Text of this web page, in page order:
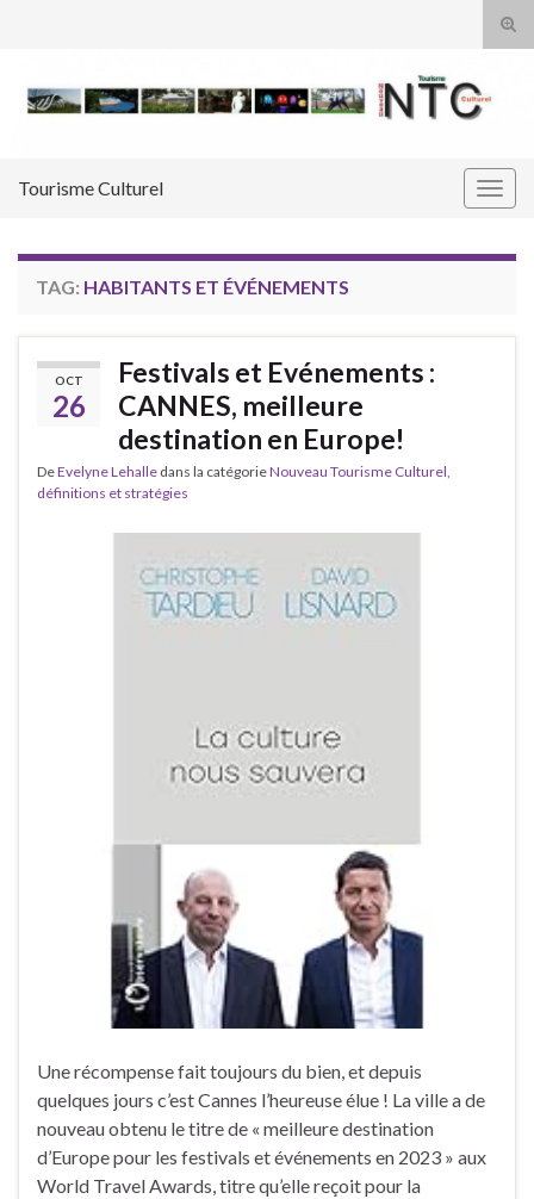
Tourisme Culturel
TAG: HABITANTS ET ÉVÉNEMENTS
OCT
26
Festivals et Evénements :
CANNES, meilleure
destination en Europe!
DeEvelyne Lehalle dans la catégorieNouveau Tourisme Culturel,
définitions et stratégies
Une récompense fait toujours du bien, et depuis
quelques jours c’est Cannes l’heureuse élue ! La ville a de
nouveau obtenu le titre de « meilleure destination
d’Europe pour les festivals et événements en 2023 » aux
World Travel Awards, titre qu’elle reçoit pour la